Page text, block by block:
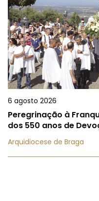
6 agosto 2026
Peregrinação à
dos 550 anos de
Arquidiocese de Braga